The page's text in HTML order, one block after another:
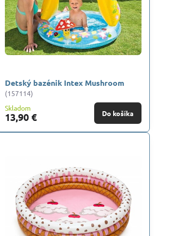
Detský bazénik Intex Mushroom
(157114)
Skladom
13,90 € Do košíka